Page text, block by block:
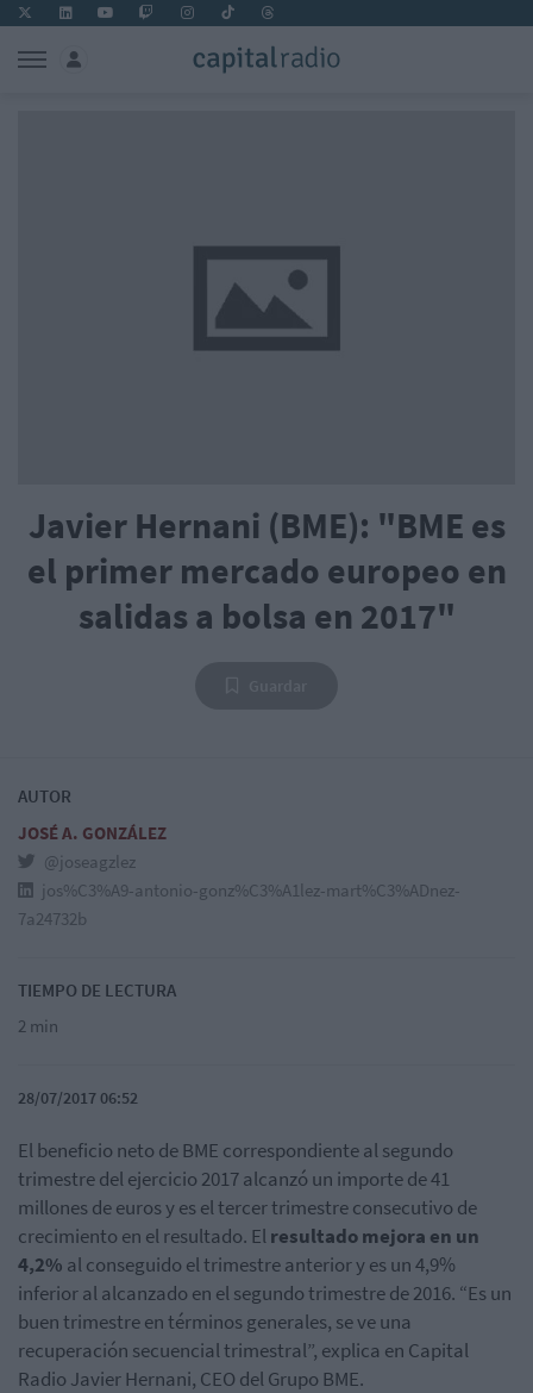
Javier Hernani (BME): "BME es
el primer mercado europeo en
salidas a bolsa en 2017"
AUTOR
JOSÉ A. GONZÁLEZ
@joseagzlez
jos%C3%A9-antonio-gonz%C3%A1lez-mart%C3%ADnez-
7a24732b
TIEMPO DE LECTURA
2 min
28/07/2017 06:52
El beneficio neto de BME correspondiente al segundo
trimestre del ejercicio 2017 alcanzó un importe de 41
millones de euros y es el tercer trimestre consecutivo de
crecimiento en el resultado. Elresultado mejora en un
4,2% al conseguido el trimestre anterior y es un 4,9%
inferior al alcanzado en el segundo trimestre de 2016. “Es un
buen trimestre en términos generales, se ve una
recuperación secuencial trimestral”, explica en Capital
Radio Javier Hernani, CEO del Grupo BME.